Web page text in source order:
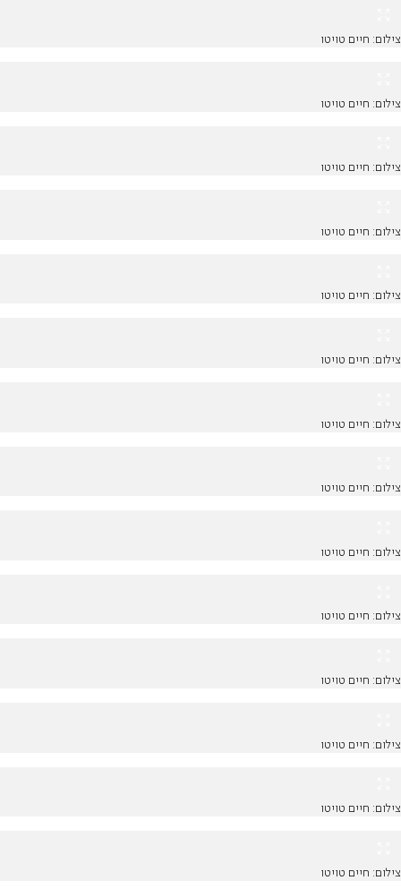
צילום: חיים טויטו
צילום: חיים טויטו
צילום: חיים טויטו
צילום: חיים טויטו
צילום: חיים טויטו
צילום: חיים טויטו
צילום: חיים טויטו
צילום: חיים טויטו
צילום: חיים טויטו
צילום: חיים טויטו
צילום: חיים טויטו
צילום: חיים טויטו
צילום: חיים טויטו
צילום: חיים טויטו